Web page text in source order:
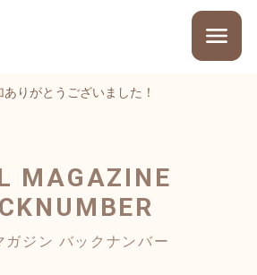
りがとうございました！
MAGAZINE
ガジン バックナンバー